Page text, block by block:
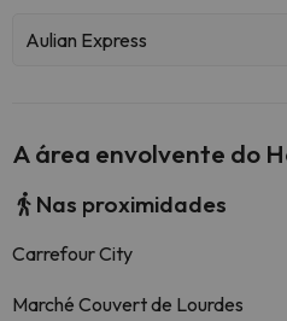
Aulian Express
A área envolvente do
Nas proximidades
Carrefour City
Marché Couvert de Lourdes